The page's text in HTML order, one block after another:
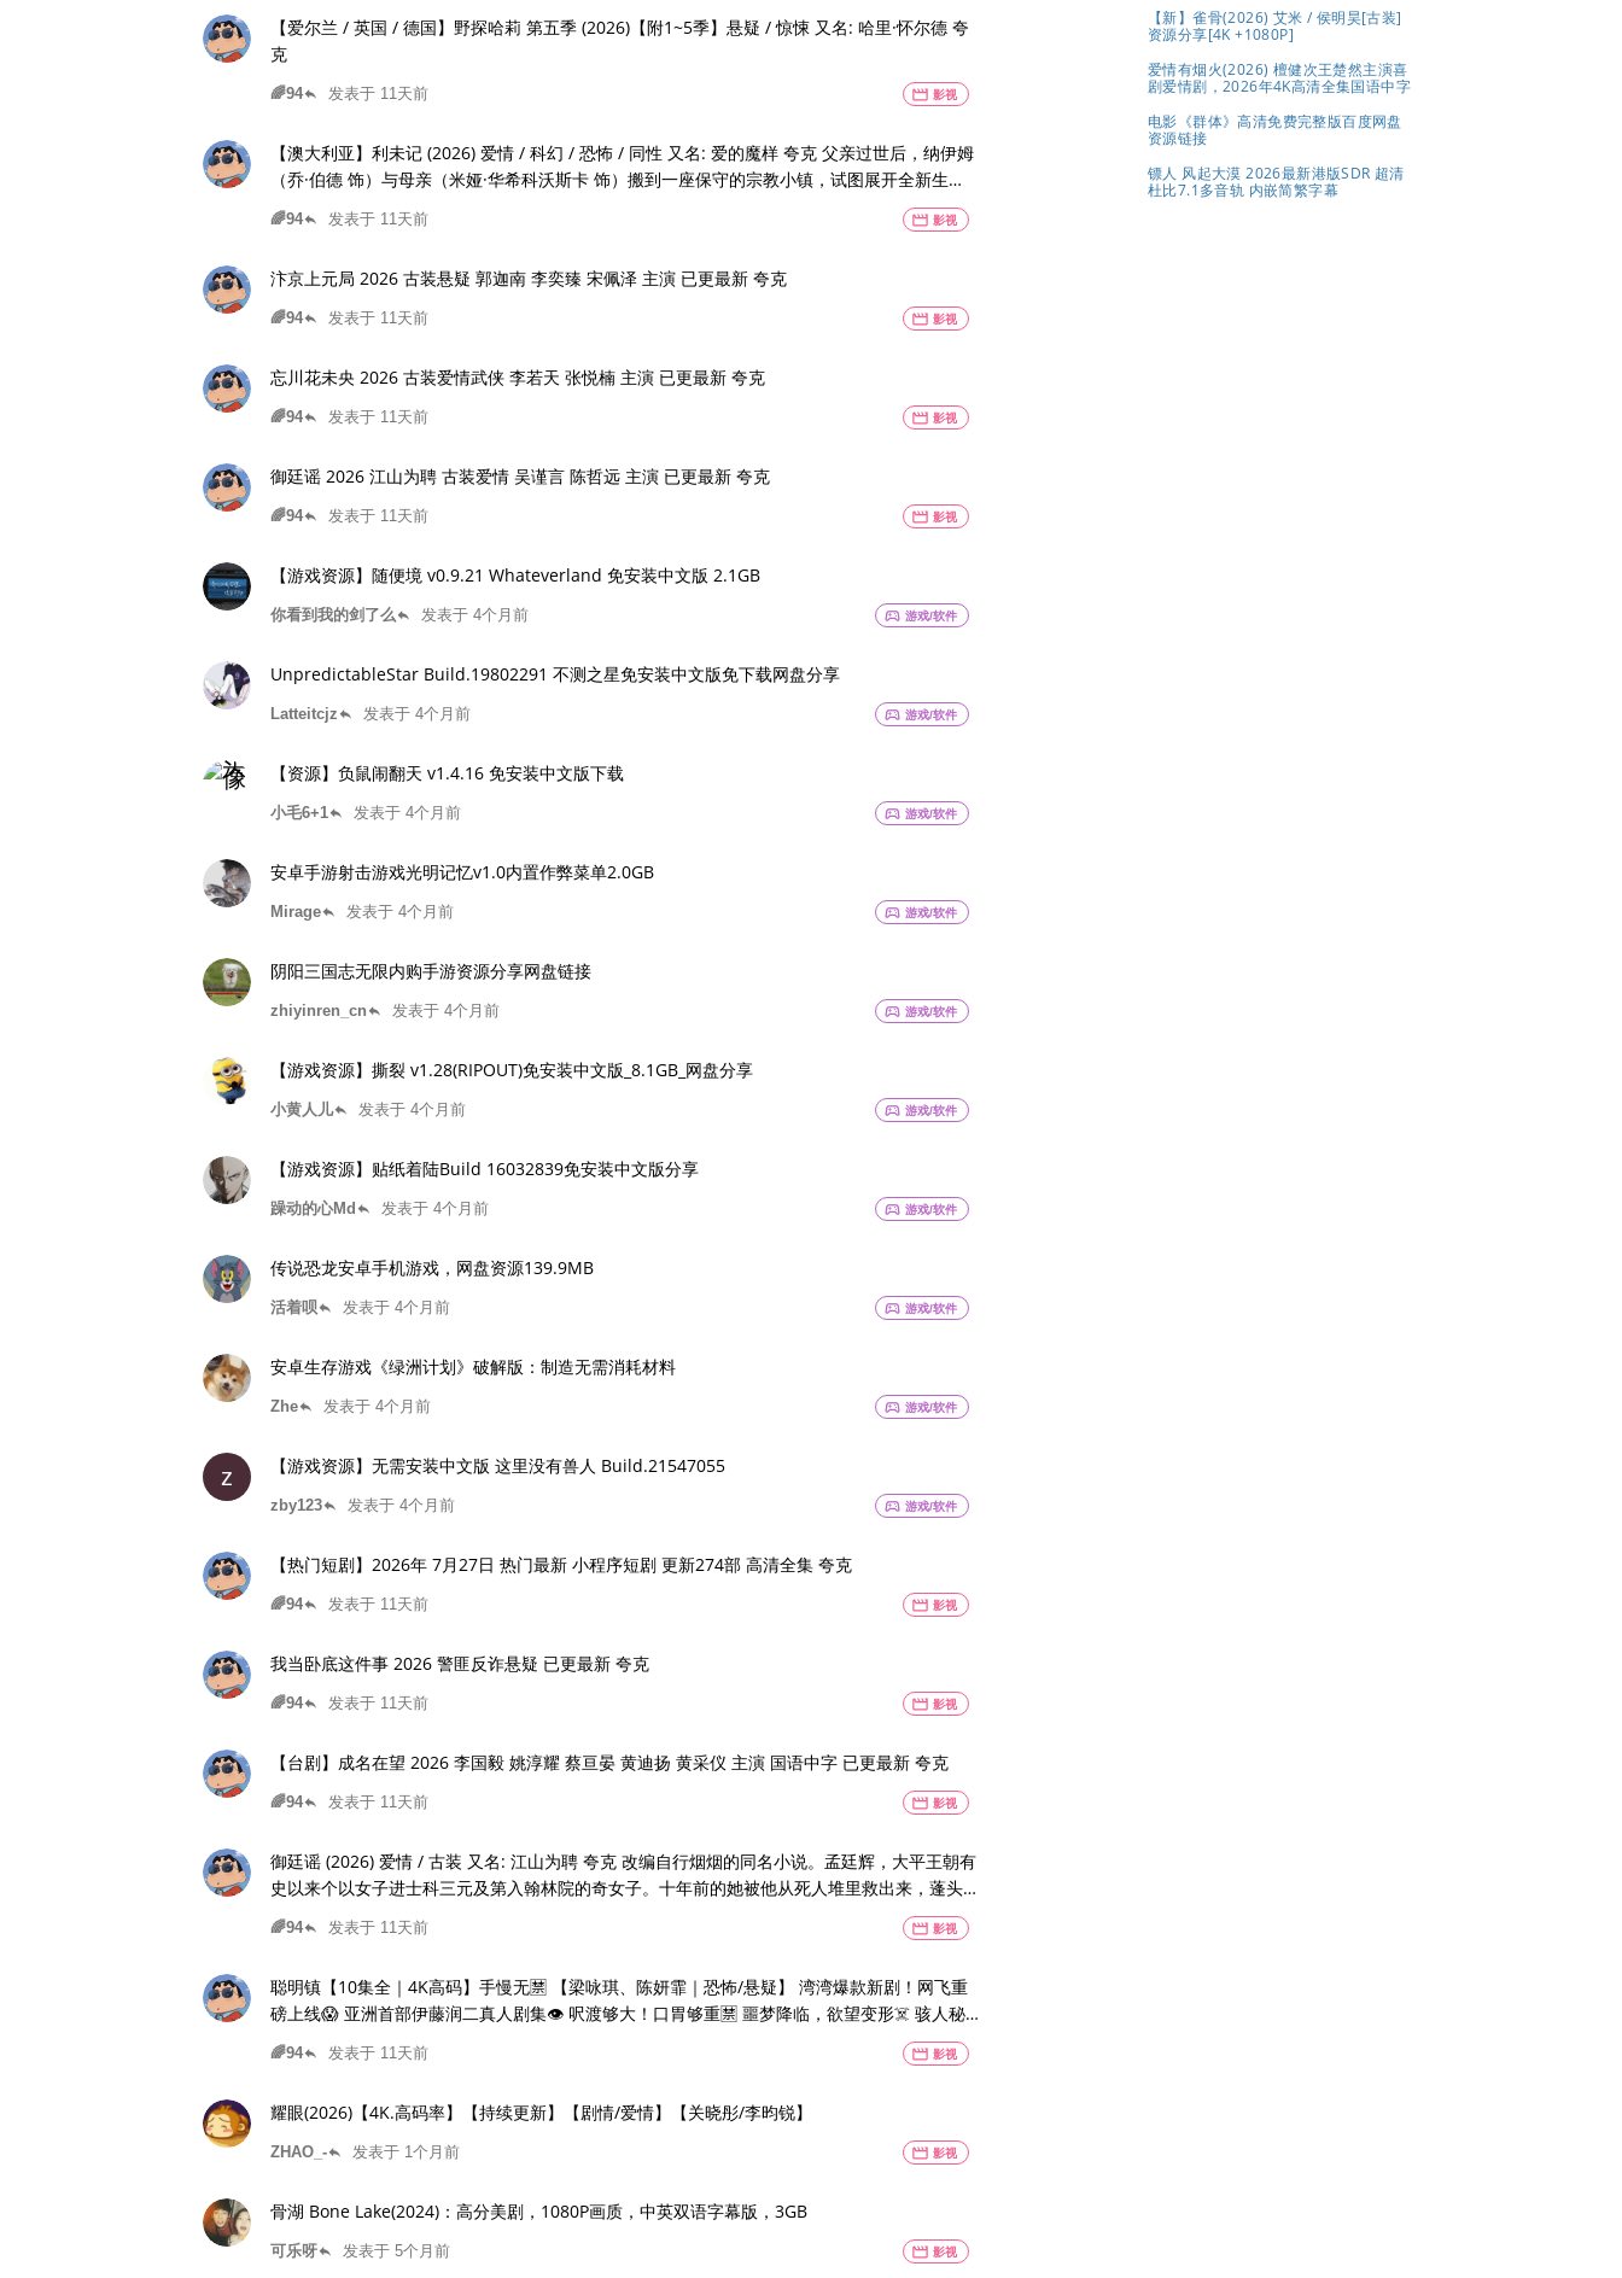
【爱尔兰 / 英国 / 德国】野探哈莉 第五季 (2026)【附1~5季】悬疑 / 惊悚 又名: 哈里·怀尔德 夸
克
🌈94reply 发表于 11天前 movie 影视
【澳大利亚】利未记 (2026) 爱情 / 科幻 / 恐怖 / 同性 又名: 爱的魔样 夸克 父亲过世后，纳伊姆
（乔·伯德 饰）与母亲（米娅·华希科沃斯卡 饰）搬到一座保守的宗教小镇，试图展开全新生
活。
🌈94reply 发表于 11天前 movie 影视
汴京上元局 2026 古装悬疑 郭迦南 李奕臻 宋佩泽 主演 已更最新 夸克
🌈94reply 发表于 11天前 movie 影视
忘川花未央 2026 古装爱情武侠 李若天 张悦楠 主演 已更最新 夸克
🌈94reply 发表于 11天前 movie 影视
御廷谣 2026 江山为聘 古装爱情 吴谨言 陈哲远 主演 已更最新 夸克
🌈94reply 发表于 11天前 movie 影视
【游戏资源】随便境 v0.9.21 Whateverland 免安装中文版 2.1GB
你看到我的剑了么 reply 发表于 4个月前 sports_esports 游戏/软件
UnpredictableStar Build.19802291 不测之星免安装中文版免下载网盘分享
Latteitcjz reply 发表于 4个月前 sports_esports 游戏/软件
【资源】负鼠闹翻天 v1.4.16 免安装中文版下载
小毛6+1reply 发表于 4个月前 sports_esports 游戏/软件
安卓手游射击游戏光明记忆v1.0内置作弊菜单2.0GB
Miragereply 发表于 4个月前 sports_esports 游戏/软件
阴阳三国志无限内购手游资源分享网盘链接
zhiyinren_cn reply 发表于 4个月前 sports_esports 游戏/软件
【游戏资源】撕裂 v1.28(RIPOUT)免安装中文版_8.1GB_网盘分享
小黄人儿reply 发表于 4个月前 sports_esports 游戏/软件
【游戏资源】贴纸着陆Build 16032839免安装中文版分享
躁动的心Md reply 发表于 4个月前 sports_esports 游戏/软件
传说恐龙安卓手机游戏，网盘资源139.9MB
活着呗reply 发表于 4个月前 sports_esports 游戏/软件
安卓生存游戏《绿洲计划》破解版：制造无需消耗材料
Zhereply 发表于 4个月前 sports_esports 游戏/软件
z 【游戏资源】无需安装中文版 这里没有兽人 Build.21547055
zby123reply 发表于 4个月前 sports_esports 游戏/软件
【热门短剧】2026年 7月27日 热门最新 小程序短剧 更新274部 高清全集 夸克
🌈94reply 发表于 11天前 movie 影视
我当卧底这件事 2026 警匪反诈悬疑 已更最新 夸克
🌈94reply 发表于 11天前 movie 影视
【台剧】成名在望 2026 李国毅 姚淳耀 蔡亘晏 黄迪扬 黄采仪 主演 国语中字 已更最新 夸克
🌈94reply 发表于 11天前 movie 影视
御廷谣 (2026) 爱情 / 古装 又名: 江山为聘 夸克 改编自行烟烟的同名小说。孟廷辉，大平王朝有
史以来个以女子进士科三元及第入翰林院的奇女子。十年前的她被他从死人堆里救出来，蓬头
垢面口齿不清。
🌈94reply 发表于 11天前 movie 影视
聪明镇【10集全｜4K高码】手慢无🈲 【梁咏琪、陈妍霏｜恐怖/悬疑】 湾湾爆款新剧！网飞重
磅上线😱 亚洲首部伊藤润二真人剧集👁️ 呎渡够大！口胃够重🈲 噩梦降临，欲望变形☠️ 骇人秘
密，绝望窒息💀夸克
🌈94reply 发表于 11天前 movie 影视
耀眼(2026)【4K.高码率】【持续更新】【剧情/爱情】【关晓彤/李昀锐】
ZHAO_-reply 发表于 1个月前 movie 影视
骨湖 Bone Lake(2024)：高分美剧，1080P画质，中英双语字幕版，3GB
可乐呀reply 发表于 5个月前 movie 影视
【新】雀骨(2026) 艾米 / 侯明昊[古装]
资源分享[4K +1080P]
爱情有烟火(2026) 檀健次王楚然主演喜
剧爱情剧，2026年4K高清全集国语中字
电影《群体》高清免费完整版百度网盘
资源链接
镖人 风起大漠 2026最新港版SDR 超清
杜比7.1多音轨 内嵌简繁字幕